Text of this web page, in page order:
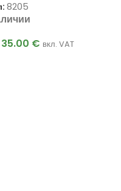
8205
35.00 € вкл. VAT